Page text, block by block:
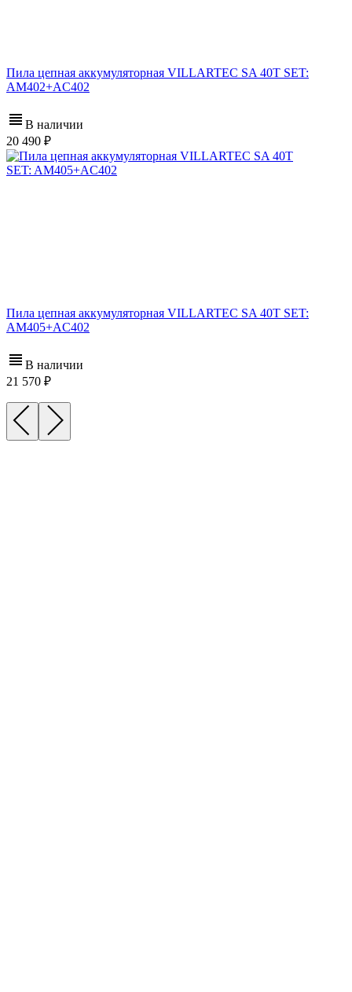
Пила цепная аккумуляторная VILLARTEC SA 40T SET:
AM402+AC402
В наличии
20 490
Пила цепная аккумуляторная VILLARTEC SA 40T SET:
AM405+AC402
В наличии
21 570